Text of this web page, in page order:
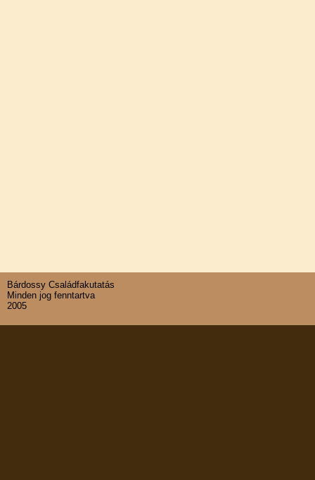
Bárdossy Családfakutatás
Minden jog fenntartva
2005